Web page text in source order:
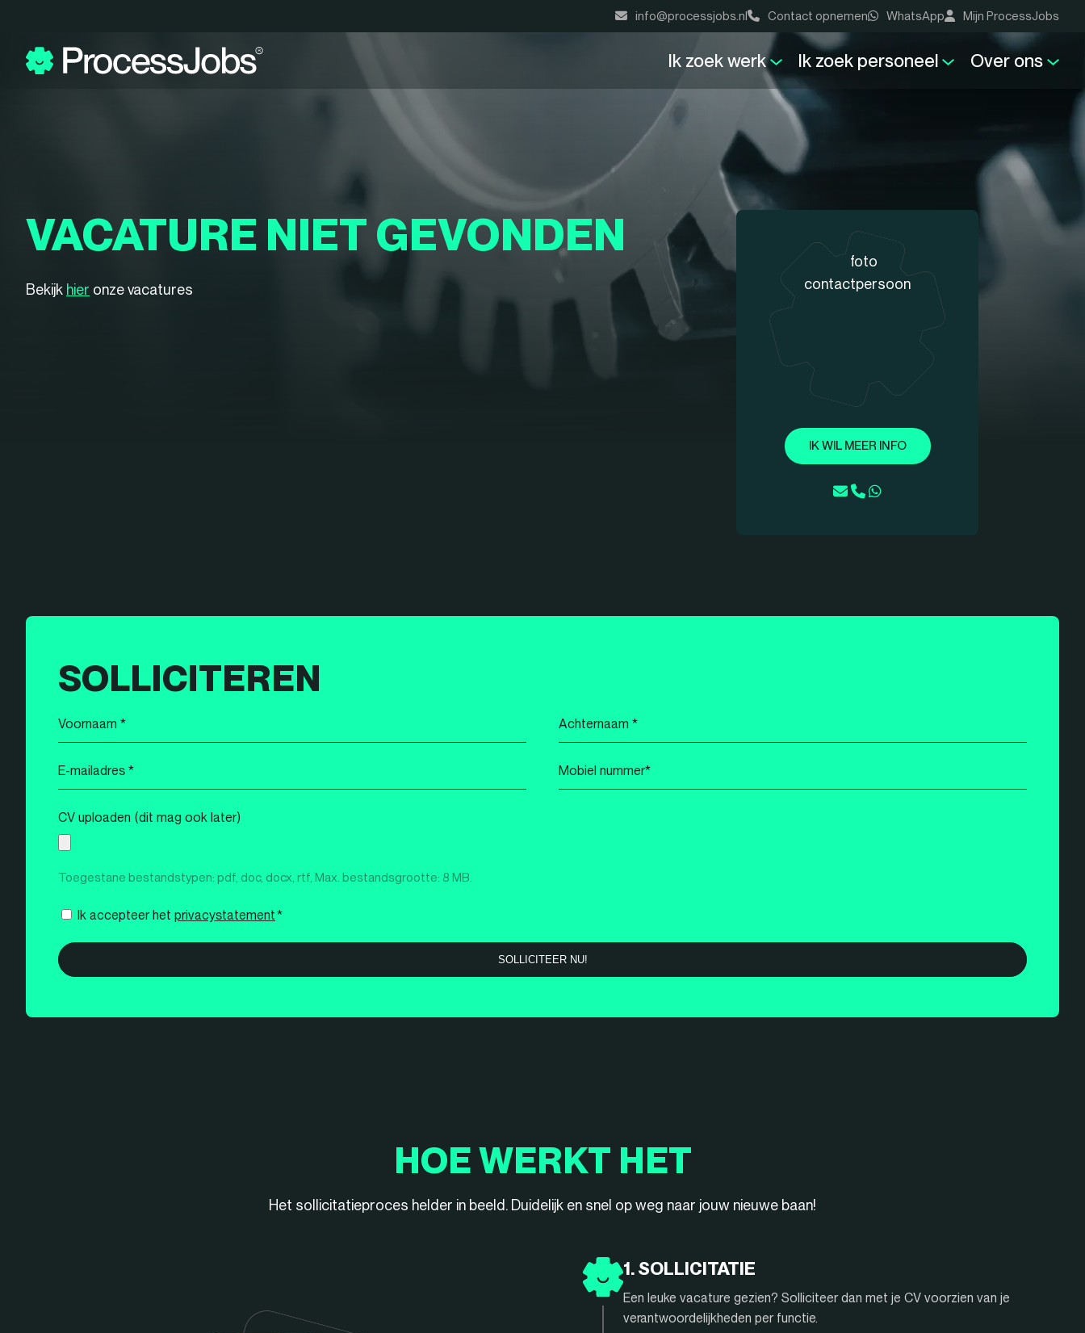
info@processjobs.nl Contact opnemen WhatsApp Mijn ProcessJobs
Ik zoek werk Ik zoek personeel Over ons
VACATURE NIET GEVONDEN
Bekijk hier onze vacatures
IK WIL MEER INFO
SOLLICITEREN
Voornaam
*
Achternaam
*
E-
mailadres
*
Mobiel
nummer
CV uploaden (dit mag ook later)
Toegestane bestandstypen: pdf, doc, docx, rtf, Max. bestandsgrootte: 8 MB.
Instemming
Ik accepteer het privacystatement*
HOE WERKT HET
Het sollicitatieproces helder in beeld. Duidelijk en snel op weg naar jouw nieuwe baan!
1. SOLLICITATIE
Een leuke vacature gezien? Solliciteer dan met je CV voorzien van je
verantwoordelijkheden per functie.